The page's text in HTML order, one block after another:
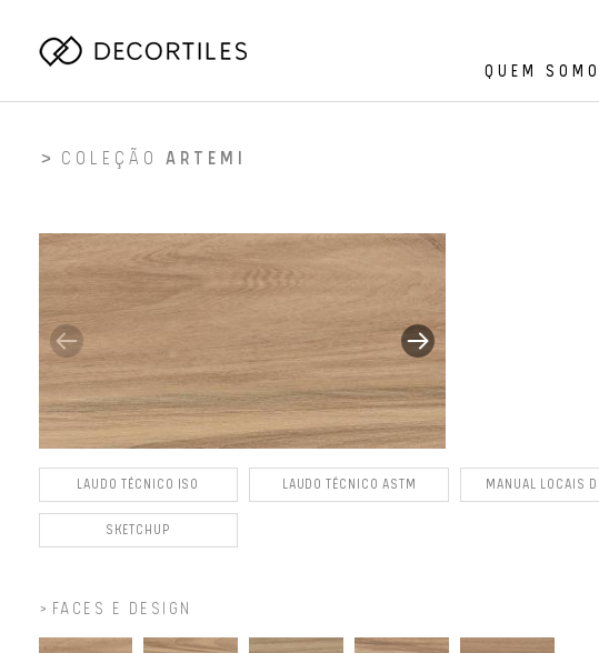
QUEM
COLEÇÃO ARTEMI
LAUDO TÉCNICO ISO LAUDO TÉCNICO ASTM MANUAL LOCAIS
SKETCHUP
FACES E DESIGN